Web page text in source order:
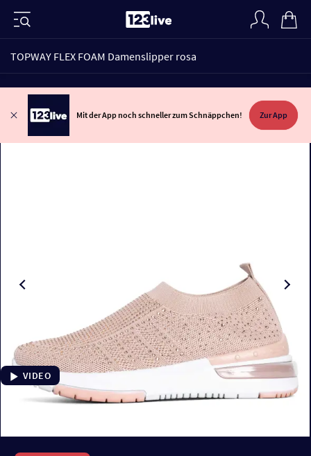
TOPWAY FLEX FOAM Damenslipper rosa
Mit der App noch schneller zum Schnäppchen! Zur App
VIDEO